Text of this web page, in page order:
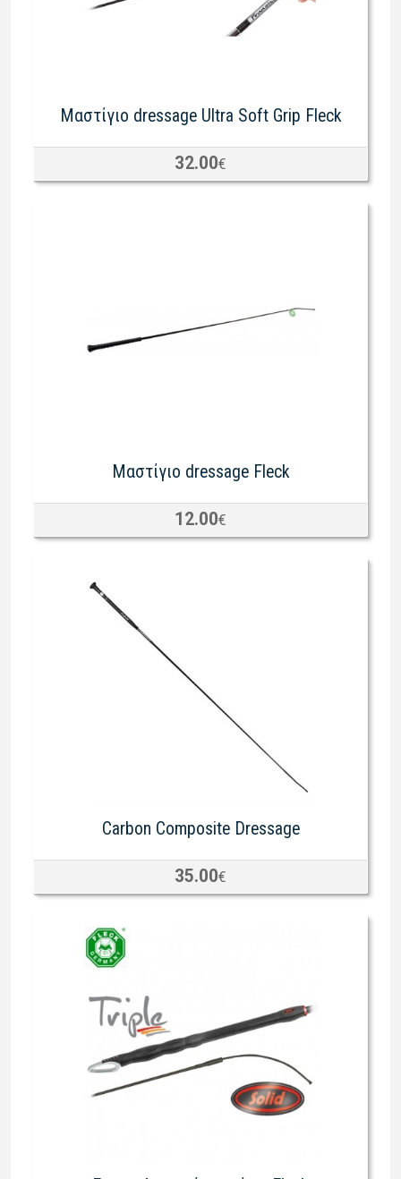
Μαστίγιο dressage Ultra Soft Grip Fleck
32.00€
Μαστίγιο dressage Fleck
12.00€
Carbon Composite Dressage
35.00€